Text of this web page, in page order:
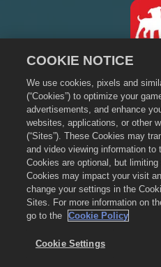
隱私
服務
不得出售或分
退款
商店
遊戲
2026Zynga, Inc. Merge Dragons!（萌
示是 Zynga, Inc. 的註冊商標。版權所有
品僅供萌龍進化論遊戲中使用
COOKIE NOTICE
We use cookies, pixels and
(“Cookies”) to optimize your
advertisements, and enhance
websites, applications, or other
(“Sites”). These Cookies may
and video viewing information to
Cookies are optional, but limiting
Cookies may impact your visit
change your settings in the
Sites. For more information on
go to the
Cookie Policy
Cookie Settings